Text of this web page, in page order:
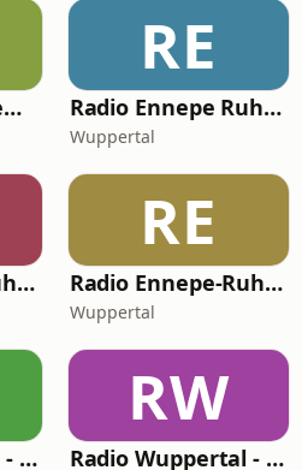
Radio-Schlagertempel
RE
Radio Ennepe Ruhr - Dein Sommer Radio
Wuppertal
Radio Ennepe Ruhr - Dein Rock Classic Radio
RE
Radio Ennepe-Ruhr - Dein Oldie Radio
Wuppertal
Radio Wuppertal - Dein Singer/Songwriter Radio
RW
Radio Wuppertal - Dein New Country Radio